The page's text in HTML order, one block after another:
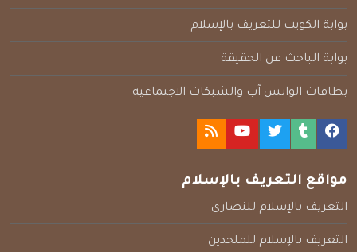
بوابة الكويت للتعريف بالإسلام
بوابة الباحث عن الحقيقة
بطاقات الواتس آب والشبكات الاجتماعية
مواقع التعريف بالإسلام
التعريف بالإسلام للنصارى
التعريف بالإسلام للملحدين